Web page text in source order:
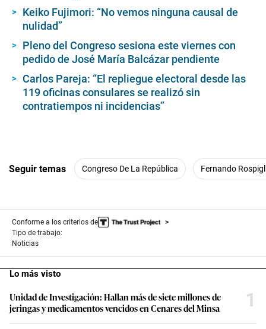
Keiko Fujimori: “No vemos ninguna causal de
nulidad”
Pleno del Congreso sesiona este viernes con
pedido de José María Balcázar pendiente
Carlos Pareja: “El repliegue electoral desde las
119 oficinas consulares se realizó sin
contratiempos ni incidencias”
Seguir temas Congreso De La República Fernando
Conforme a los criterios de
Tipo de trabajo:
Noticias
Lo más visto
Unidad de Investigación: Hallan más de siete millones de
jeringas y medicamentos vencidos en Cenares del Minsa
1